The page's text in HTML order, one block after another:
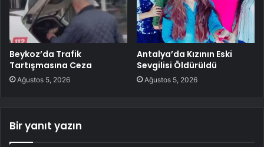
Beykoz’da Trafik
Tartışmasına Ceza
Ağustos 5, 2026
Antalya’da Kızının Eski
Sevgilisi Öldürüldü
Ağustos 5, 2026
Bir yanıt yazın